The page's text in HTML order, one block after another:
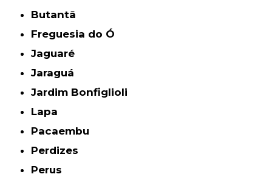
Butantã
Freguesia do Ó
Jaguaré
Jaraguá
Jardim Bonfiglioli
Lapa
Pacaembu
Perdizes
Perus